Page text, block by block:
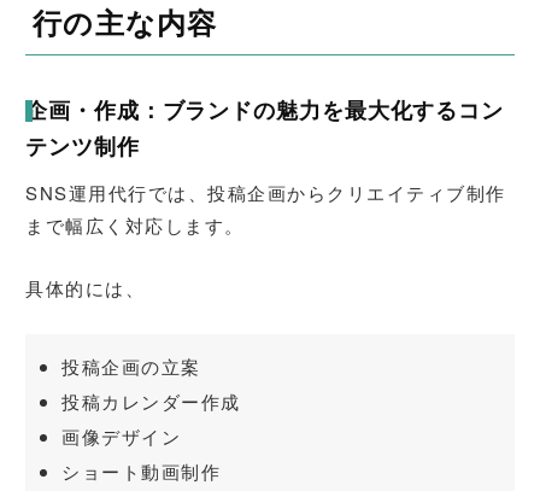
行の主な内容
企画・作成：ブランドの魅力を最大化するコン
テンツ制作
SNS運用代行では、投稿企画からクリエイティブ制作
まで幅広く対応します。
具体的には、
投稿企画の立案
投稿カレンダー作成
画像デザイン
ショート動画制作